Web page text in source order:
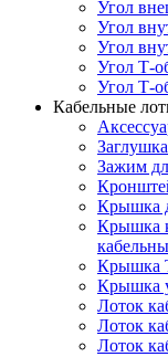
Угол
Угол
Угол
Угол Т-
Угол Т-
Кабельные
Зажим
Крышка
Крышка
Крышка
Крышка
Лоток
Лоток
Лоток